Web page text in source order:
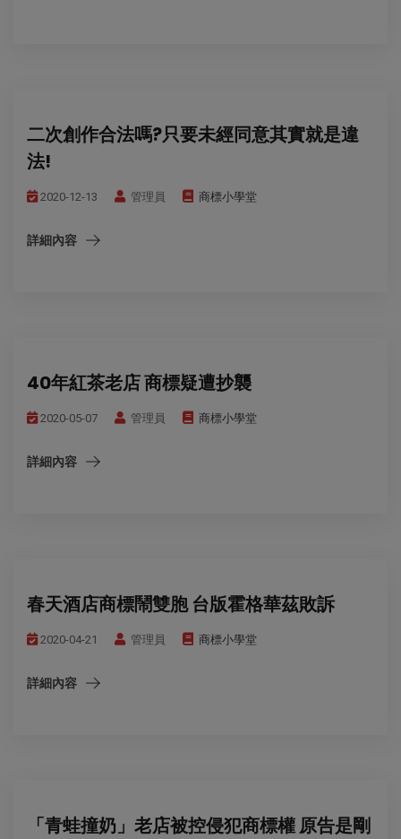
二次創作合法嗎?只要未經同意其實就是違
法!
2020-12-13 管理員 商標小學堂
詳細內容
40年紅茶老店 商標疑遭抄襲
2020-05-07 管理員 商標小學堂
詳細內容
春天酒店商標鬧雙胞 台版霍格華茲敗訴
2020-04-21 管理員 商標小學堂
詳細內容
「青蛙撞奶」老店被控侵犯商標權 原告是剛